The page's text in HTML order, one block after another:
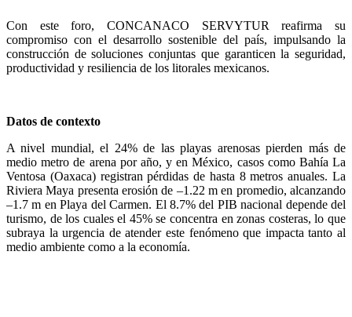
Con este foro, CONCANACO SERVYTUR reafirma su
compromiso con el desarrollo sostenible del país, impulsando la
construcción de soluciones conjuntas que garanticen la seguridad,
productividad y resiliencia de los litorales mexicanos.
Datos de contexto
A nivel mundial, el 24% de las playas arenosas pierden más de
medio metro de arena por año, y en México, casos como Bahía La
Ventosa (Oaxaca) registran pérdidas de hasta 8 metros anuales. La
Riviera Maya presenta erosión de –1.22 m en promedio, alcanzando
–1.7 m en Playa del Carmen. El 8.7% del PIB nacional depende del
turismo, de los cuales el 45% se concentra en zonas costeras, lo que
subraya la urgencia de atender este fenómeno que impacta tanto al
medio ambiente como a la economía.